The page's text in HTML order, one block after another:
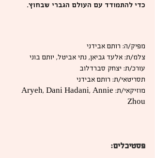
כדי להתמודד עם העולם הגברי שבחוץ.
מפיק/ה: רותם אבידני
צלמ/ת: אלעד גביאן, נתי אביטל, יותם בוני
עורכ/ת: יצחק סברדלוב
תסריטאי/ת: רותם אבידני
מוזיקאי/ת: Aryeh, Dani Hadani, Annie
Zhou
פסטיבלים: